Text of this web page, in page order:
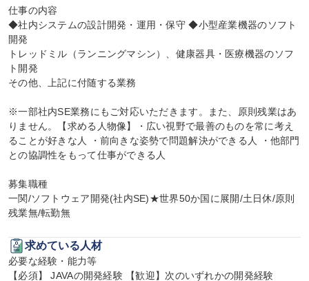
仕事の内容
◆社内システムの設計開発・運用・保守 ◆小型産業機器のソフト
開発
トレッドミル（ランニングマシン）、健康器具・医療機器のソフ
ト開発
その他、上記に付随する業務
※一部社内SE業務にもご対応いただきます。また、原則残業はあ
りません。【求める人物像】・広い視野で最善のものを常に考え
ることが好きな人 ・前向きな姿勢で問題解決ができる人 ・他部門
との協調性をもって仕事ができる人
募集職種
一関/ソフトウェア開発(社内SE)★世界50か国に展開/土日休/原則
残業無/転勤無
求めている人材
必要な経験・能力等
【必須】 JAVAの開発経験 【歓迎】次のいずれかの開発経験